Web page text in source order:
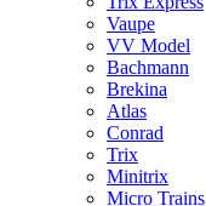
Vaupe
VV Model
Bachmann
Brekina
Atlas
Conrad
Trix
Minitrix
Micro Trains